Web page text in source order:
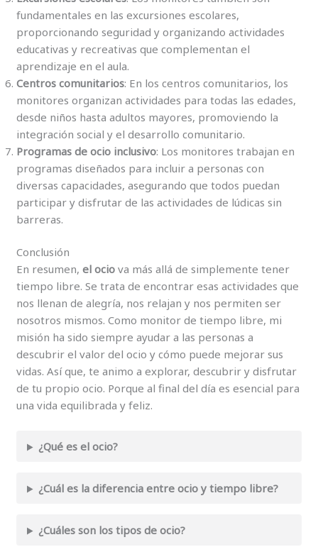
fundamentales en las excursiones escolares,
proporcionando seguridad y organizando actividades
educativas y recreativas que complementan el
aprendizaje en el aula.
Centros comunitarios: En los centros comunitarios, los
monitores organizan actividades para todas las edades,
desde niños hasta adultos mayores, promoviendo la
integración social y el desarrollo comunitario.
Programas de ocio inclusivo: Los monitores trabajan en
programas diseñados para incluir a personas con
diversas capacidades, asegurando que todos puedan
participar y disfrutar de las actividades de lúdicas sin
barreras.
Conclusión
En resumen, el ocio va más allá de simplemente tener
tiempo libre. Se trata de encontrar esas actividades que
nos llenan de alegría, nos relajan y nos permiten ser
nosotros mismos. Como monitor de tiempo libre, mi
misión ha sido siempre ayudar a las personas a
descubrir el valor del ocio y cómo puede mejorar sus
vidas. Así que, te animo a explorar, descubrir y disfrutar
de tu propio ocio. Porque al final del día es esencial para
una vida equilibrada y feliz.
¿Qué es el ocio?
¿Cuál es la diferencia entre ocio y tiempo libre?
¿Cuáles son los tipos de ocio?